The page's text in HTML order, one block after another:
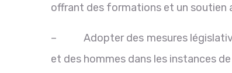
offrant des formations et un soutien
– Adopter des mesures
et des hommes dans les instances